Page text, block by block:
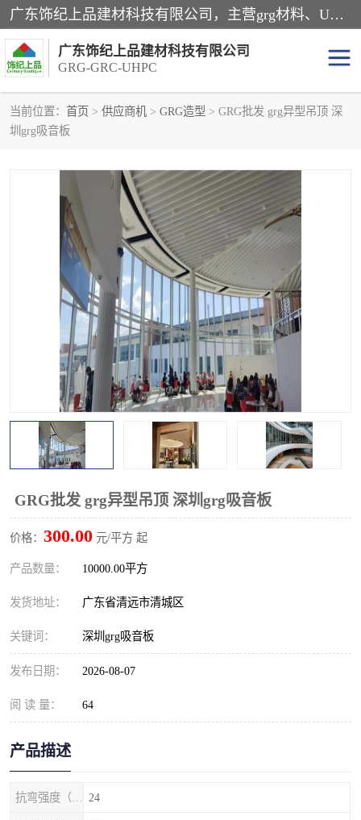
广东饰纪上品建材科技有限公司，主营grg材料、UHPC板、grc构件、uhpc幕墙板、grg厂家、grc厂家、uhpc厂家、GRG吊顶、grg石膏板、grg构件、外墙grc线条、grg造型、grg材料定制，uhpc高性能混凝土，uhpc构件，uhpc镂空挂板，grg材料生产厂家，广东grg厂家，广东grc厂家，联系方式*，2万平厂房，如果您对我公司的产品服务感兴趣，请联系我们。
广东饰纪上品建材科技有限公司
GRG-GRC-UHPC
当前位置： 首页 > 供应商机 > GRG造型 > GRG批发 grg异型吊顶 深
圳grg吸音板
GRG批发 grg异型吊顶 深圳grg吸音板
价格： 300.00 元/平方 起
产品数量： 10000.00平方
发货地址： 广东省清远市清城区
关键词： 深圳grg吸音板
发布日期： 2026-08-07
阅 读 量： 64
产品描述
24
GRG构件
发泡陶瓷装饰构件
GRG造型 GRC厂家
GRG吊顶 GRG材料生产厂家
UHPC幕墙板 GRC树池坐凳
UHPC树池坐凳